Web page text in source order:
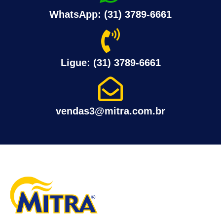
WhatsApp: (31) 3789-6661
Ligue: (31) 3789-6661
vendas3@mitra.com.br